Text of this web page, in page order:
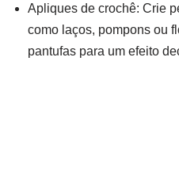
Apliques de crochê: Crie
como laços, pompons ou
pantufas para um efeito